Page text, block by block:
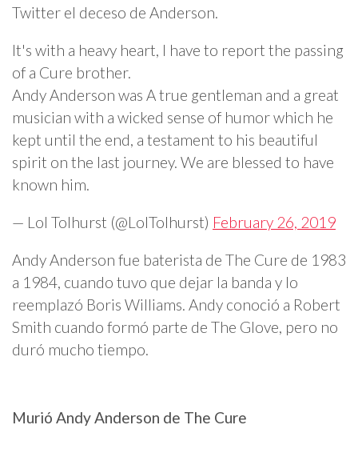
Twitter el deceso de Anderson.
It's with a heavy heart, I have to report the passing
of a Cure brother.
Andy Anderson was A true gentleman and a great
musician with a wicked sense of humor which he
kept until the end, a testament to his beautiful
spirit on the last journey. We are blessed to have
known him.
— Lol Tolhurst (@LolTolhurst) February 26, 2019
Andy Anderson fue baterista de The Cure de 1983
a 1984, cuando tuvo que dejar la banda y lo
reemplazó Boris Williams. Andy conoció a Robert
Smith cuando formó parte de The Glove, pero no
duró mucho tiempo.
Murió Andy Anderson de The Cure